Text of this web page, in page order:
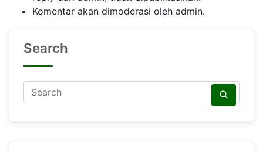
Komentar akan dimoderasi oleh admin.
Search